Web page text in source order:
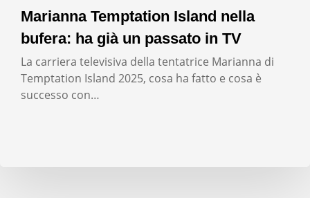
Marianna Temptation Island nella
bufera: ha già un passato in TV
La carriera televisiva della tentatrice Marianna di
Temptation Island 2025, cosa ha fatto e cosa è
successo con…